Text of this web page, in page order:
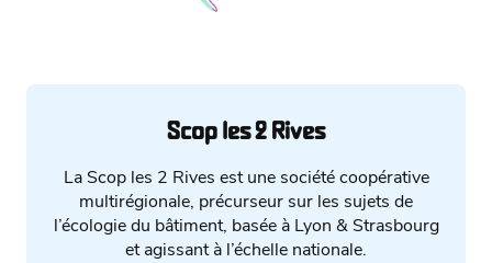
Scop les 2 Rives
La Scop les 2 Rives est une société coopérative
multirégionale, précurseur sur les sujets de
l’écologie du bâtiment, basée à Lyon & Strasbourg
et agissant à l’échelle nationale.